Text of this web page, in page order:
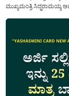
ಮುಖ್ಯಮಂತ್ರಿ ಸಿದ್ದರಾಮಯ್ಯ
ಸಮುದಾಯದ ಮುಖದಲ್ಲಿ